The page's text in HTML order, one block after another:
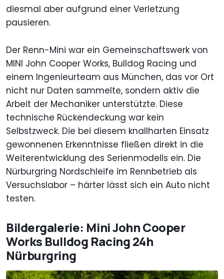
diesmal aber aufgrund einer Verletzung
pausieren.
Der Renn-Mini war ein Gemeinschaftswerk von
MINI John Cooper Works, Bulldog Racing und
einem Ingenieurteam aus München, das vor Ort
nicht nur Daten sammelte, sondern aktiv die
Arbeit der Mechaniker unterstützte. Diese
technische Rückendeckung war kein
Selbstzweck. Die bei diesem knallharten Einsatz
gewonnenen Erkenntnisse fließen direkt in die
Weiterentwicklung des Serienmodells ein. Die
Nürburgring Nordschleife im Rennbetrieb als
Versuchslabor – härter lässt sich ein Auto nicht
testen.
Bildergalerie: Mini John Cooper
Works Bulldog Racing 24h
Nürburgring